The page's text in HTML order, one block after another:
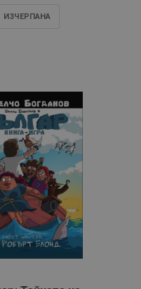
ИЗЧЕРПАНA